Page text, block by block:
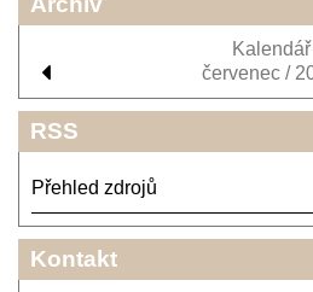
Kalendář
červenec /
RSS
Přehled zdrojů
Kontakt